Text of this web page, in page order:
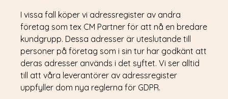
LUNCH
MENY
VÅRA RESTAURANGER
FUGAZI
HAN BAO HON BAO
I vissa fall köper vi adressregister av andra
företag som tex CM Partner för att nå en bredare
kundgrupp. Dessa adresser är uteslutande till
personer på företag som i sin tur har godkänt att
deras adresser används i det syftet. Vi ser alltid
till att våra leverantörer av adressregister
uppfyller dom nya reglerna för GDPR.